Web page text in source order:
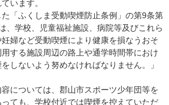
います。
「ふくしま受動喫煙防止条例」の第9条第
、学校、児童福祉施設、病院等及びこれら
婦など受動喫煙により健康を損なうおそ
する施設周辺の路上や通学時間帯におけ
しないよう努めなければなりません。」
については、郡山市スポーツ少年団等を
ても、学校付近では喫煙を控えていただ